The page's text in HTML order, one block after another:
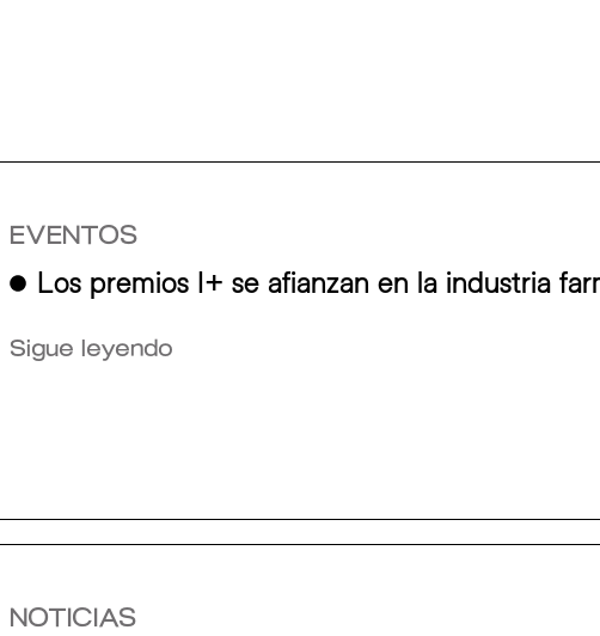
EVENTOS
Los premios I+ se afianzan en la industria
Sigue leyendo
NOTICIAS